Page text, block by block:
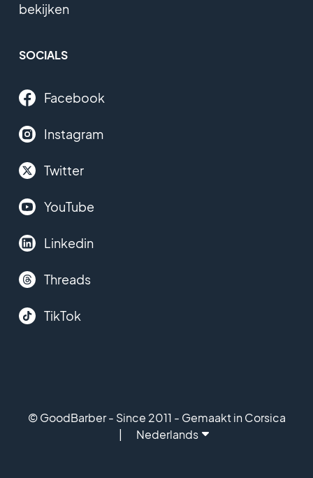
bekijken
SOCIALS
Facebook
Instagram
Twitter
YouTube
Linkedin
Threads
TikTok
© GoodBarber - Since 2011 - Gemaakt in Corsica
Nederlands